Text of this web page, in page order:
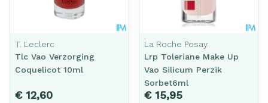
T. Leclerc
Tlc Vao Verzorging
Coquelicot 10ml
€ 12,60
La Roche Posay
Lrp Toleriane Make Up
Vao Silicum Perzik
Sorbet6ml
€ 15,95